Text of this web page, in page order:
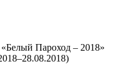
Пароход – 2018»